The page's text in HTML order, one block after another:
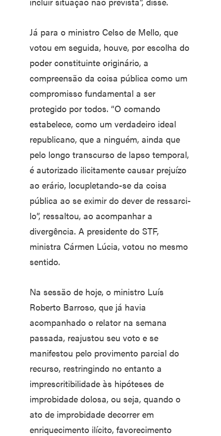
Já para o ministro Celso de Mello, que
votou em seguida, houve, por escolha do
poder constituinte originário, a
compreensão da coisa pública como um
compromisso fundamental a ser
protegido por todos. “O comando
estabelece, como um verdadeiro ideal
republicano, que a ninguém, ainda que
pelo longo transcurso de lapso temporal,
é autorizado ilicitamente causar prejuízo
ao erário, locupletando-se da coisa
pública ao se eximir do dever de ressarci-
lo”, ressaltou, ao acompanhar a
divergência. A presidente do STF,
ministra Cármen Lúcia, votou no mesmo
sentido.
Na sessão de hoje, o ministro Luís
Roberto Barroso, que já havia
acompanhado o relator na semana
passada, reajustou seu voto e se
manifestou pelo provimento parcial do
recurso, restringindo no entanto a
imprescritibilidade às hipóteses de
improbidade dolosa, ou seja, quando o
ato de improbidade decorrer em
enriquecimento ilícito, favorecimento